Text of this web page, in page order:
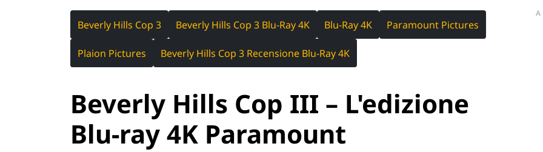
Beverly Hills Cop 3 Beverly Hills Cop 3 Blu-Ray 4K Blu-Ray 4K Paramount Pictures
Plaion Pictures Beverly Hills Cop 3 Recensione Blu-Ray 4K
Beverly Hills Cop III – L'edizione
Blu-ray 4K Paramount